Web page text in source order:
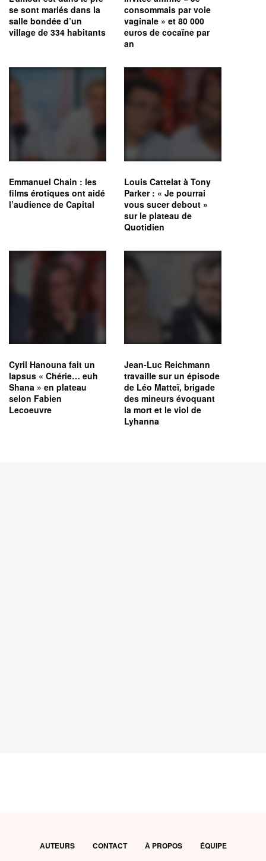
se sont mariés dans la
salle bondée d’un
village de 334 habitants
consommais par voie
vaginale » et 80 000
euros de cocaïne par
an
Emmanuel Chain : les
films érotiques ont aidé
l’audience de Capital
Louis Cattelat à Tony
Parker : « Je pourrai
vous sucer debout »
sur le plateau de
Quotidien
Cyril Hanouna fait un
lapsus « Chérie… euh
Shana » en plateau
selon Fabien
Lecoeuvre
Jean-Luc Reichmann
travaille sur un épisode
de Léo Matteï, brigade
des mineurs évoquant
la mort et le viol de
Lyhanna
AUTEURS CONTACT À PROPOS ÉQUIPE